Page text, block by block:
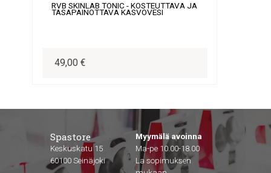
RVB SKINLAB TONIC - KOSTEUTTAVA JA
TASAPAINOTTAVA KASVOVESI
49,00 €
Spastore
Keskuskatu 15
60100 Seinäjoki
Myymälä avoinna
Ma-pe 10.00-18.00
La sopimuksen